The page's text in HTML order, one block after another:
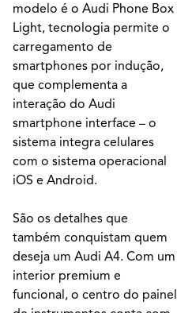
modelo é o Audi Phone Box
Light, tecnologia permite o
carregamento de
smartphones por indução,
que complementa a
interação do Audi
smartphone interface – o
sistema integra celulares
com o sistema operacional
iOS e Android.
São os detalhes que
também conquistam quem
deseja um Audi A4. Com um
interior premium e
funcional, o centro do painel